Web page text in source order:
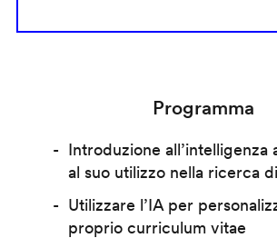
Programma
Introduzione all’intelligenza
al suo utilizzo nella ricerca
Utilizzare l’IA per
proprio curriculum vitae